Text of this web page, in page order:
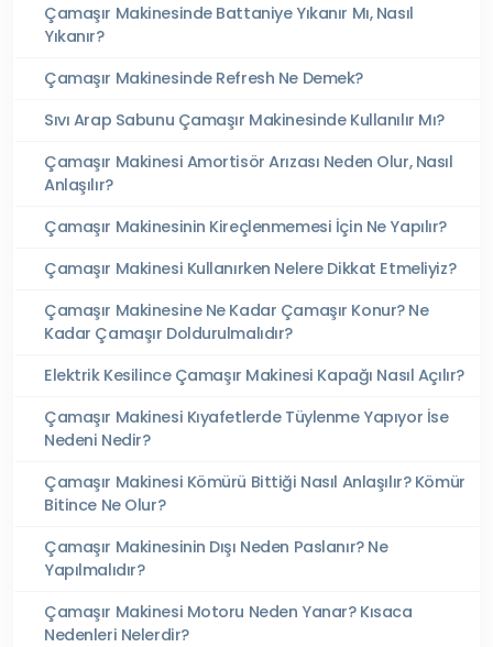
Çamaşır Makinesinde Battaniye Yıkanır Mı, Nasıl
Yıkanır?
Çamaşır Makinesinde Refresh Ne Demek?
Sıvı Arap Sabunu Çamaşır Makinesinde Kullanılır Mı?
Çamaşır Makinesi Amortisör Arızası Neden Olur, Nasıl
Anlaşılır?
Çamaşır Makinesinin Kireçlenmemesi İçin Ne Yapılır?
Çamaşır Makinesi Kullanırken Nelere Dikkat Etmeliyiz?
Çamaşır Makinesine Ne Kadar Çamaşır Konur? Ne
Kadar Çamaşır Doldurulmalıdır?
Elektrik Kesilince Çamaşır Makinesi Kapağı Nasıl Açılır?
Çamaşır Makinesi Kıyafetlerde Tüylenme Yapıyor İse
Nedeni Nedir?
Çamaşır Makinesi Kömürü Bittiği Nasıl Anlaşılır? Kömür
Bitince Ne Olur?
Çamaşır Makinesinin Dışı Neden Paslanır? Ne
Yapılmalıdır?
Çamaşır Makinesi Motoru Neden Yanar? Kısaca
Nedenleri Nelerdir?